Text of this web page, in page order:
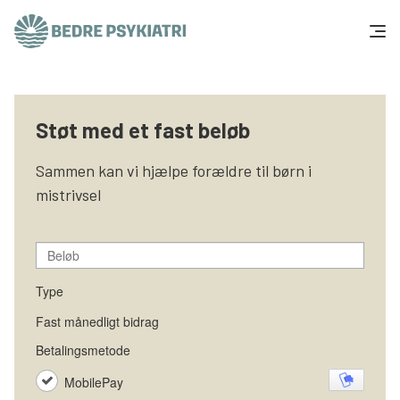
Tal og fakta
Om os
Vær med
Presse og politik
Støt os
Støt med et fast beløb
Sammen kan vi hjælpe forældre til børn i
mistrivsel